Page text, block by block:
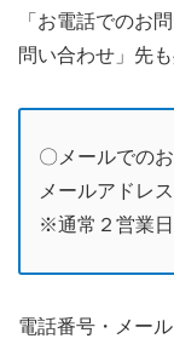
「お電話でのお
問い合わせ」先
〇メールでの
メールアドレ
※通常２営業日
電話番号・メー